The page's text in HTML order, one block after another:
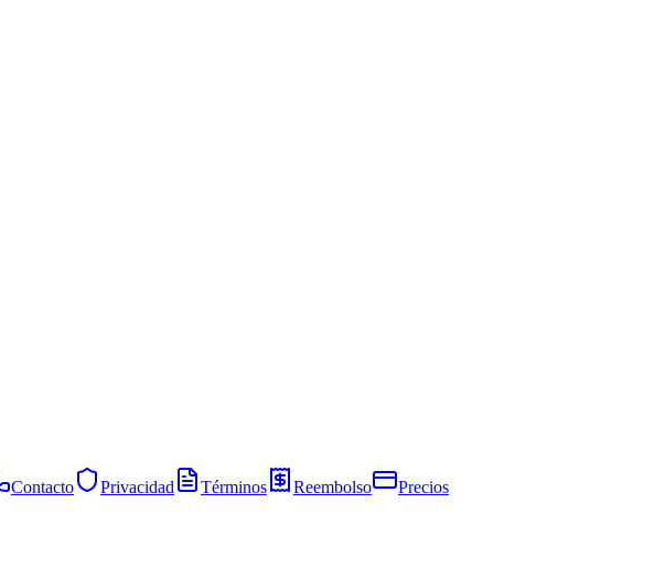
Contacto Privacidad Términos Reembolso
Precios